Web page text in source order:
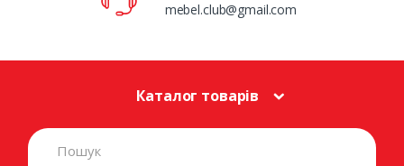
mebel.club@gmail.com
Каталог товарів
S
e